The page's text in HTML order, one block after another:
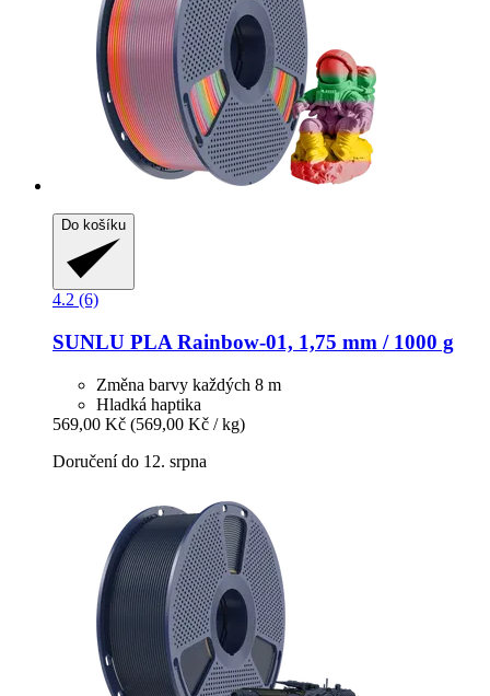
Do košíku
4.2 (6)
SUNLU PLA Rainbow-​01, 1,75 mm / 1000 g
Změna barvy každých 8 m
Hladká haptika
569,00 Kč (569,00 Kč / kg)
Doručení do 12. srpna